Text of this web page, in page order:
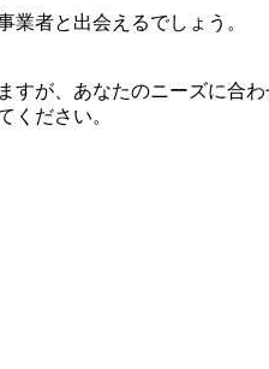
業者と出会えるでしょう。
が、あなたのニーズに合わ
ください。